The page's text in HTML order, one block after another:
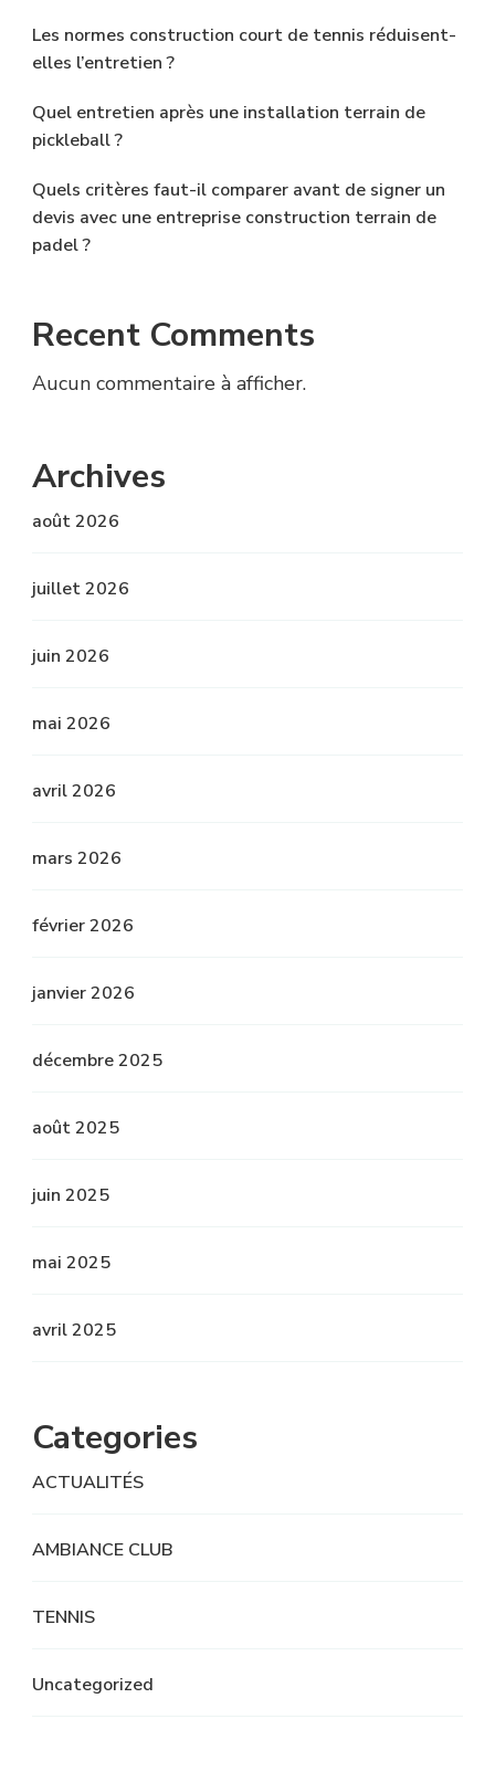
Les normes construction court de tennis réduisent-
elles l’entretien ?
Quel entretien après une installation terrain de
pickleball ?
Quels critères faut-il comparer avant de signer un
devis avec une entreprise construction terrain de
padel ?
Recent Comments
Aucun commentaire à afficher.
Archives
août 2026
juillet 2026
juin 2026
mai 2026
avril 2026
mars 2026
février 2026
janvier 2026
décembre 2025
août 2025
juin 2025
mai 2025
avril 2025
Categories
ACTUALITÉS
AMBIANCE CLUB
TENNIS
Uncategorized